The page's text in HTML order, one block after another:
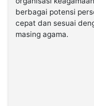
berbagai potensi
cepat dan sesuai
masing agama.